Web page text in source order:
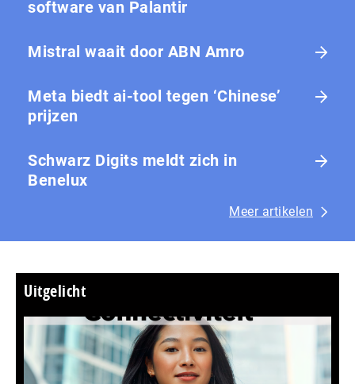
software van Palantir
Mistral waait door ABN Amro
Meta biedt ai-tool tegen ‘Chinese’
prijzen
Schwarz Digits meldt zich in
Benelux
Meer artikelen
Uitgelicht